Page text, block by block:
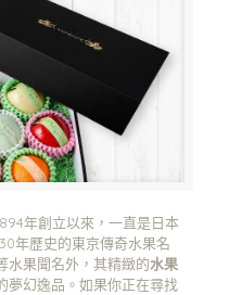
年創立以來，一直是日本
年歷史的東京傳奇水果名
水果聞名外，其精緻的水果
夢幻逸品。如果你正在尋找